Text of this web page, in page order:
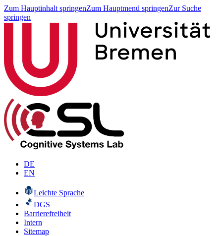
Zum Hauptinhalt springenZum Hauptmenü springenZur Suche
springen
DE
EN
Leichte Sprache
DGS
Barrierefreiheit
Intern
Sitemap